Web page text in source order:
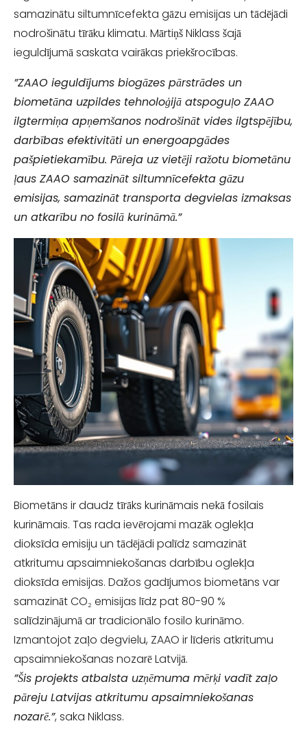
samazinātu siltumnīcefekta gāzu emisijas un tādējādi
nodrošinātu tīrāku klimatu. Mārtiņš Niklass šajā
ieguldījumā saskata vairākas priekšrocības.
”ZAAO ieguldījums biogāzes pārstrādes un
biometāna uzpildes tehnoloģijā atspoguļo ZAAO
ilgtermiņa apņemšanos nodrošināt vides ilgtspējību,
darbības efektivitāti un energoapgādes
pašpietiekamību. Pāreja uz vietēji ražotu biometānu
ļaus ZAAO samazināt siltumnīcefekta gāzu
emisijas, samazināt transporta degvielas izmaksas
un atkarību no fosilā kurināmā.”
Biometāns ir daudz tīrāks kurināmais nekā fosilais
kurināmais. Tas rada ievērojami mazāk oglekļa
dioksīda emisiju un tādējādi palīdz samazināt
atkritumu apsaimniekošanas darbību oglekļa
dioksīda emisijas. Dažos gadījumos biometāns var
samazināt CO₂ emisijas līdz pat 80-90 %
salīdzinājumā ar tradicionālo fosilo kurināmo.
Izmantojot zaļo degvielu, ZAAO ir līderis atkritumu
apsaimniekošanas nozarē Latvijā.
”Šis projekts atbalsta uzņēmuma mērķi vadīt zaļo
pāreju Latvijas atkritumu apsaimniekošanas
nozarē.”, saka Niklass.